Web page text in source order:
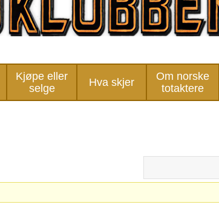
Kjøpe eller
selge
Hva skjer
Om norske
totaktere